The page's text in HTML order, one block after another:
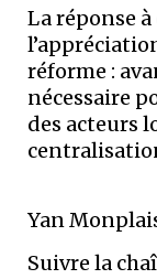
La réponse
réforme :
nécessaire
des acteurs
Yan
Suivre la